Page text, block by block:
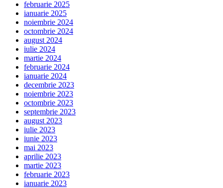
februarie 2025
ianuarie 2025
noiembrie 2024
octombrie 2024
august 2024
iulie 2024
martie 2024
februarie 2024
ianuarie 2024
decembrie 2023
noiembrie 2023
octombrie 2023
septembrie 2023
august 2023
iulie 2023
iunie 2023
mai 2023
aprilie 2023
martie 2023
februarie 2023
ianuarie 2023